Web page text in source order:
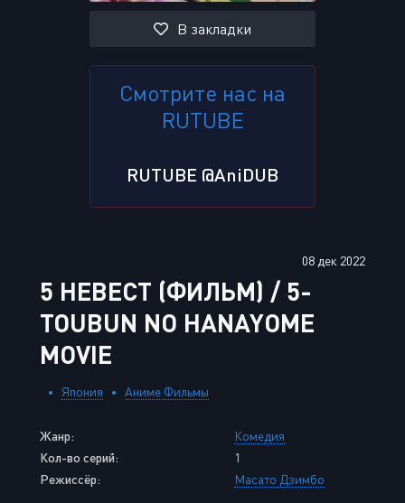
В закладки
Смотрите нас на
RUTUBE
RUTUBE @AniDUB
08 дек 2022
5 НЕВЕСТ (ФИЛЬМ) / 5-
TOUBUN NO HANAYOME
MOVIE
Япония Аниме Фильмы
Жанр:
Комедия
Кол-во серий:
1
Режиссёр:
Масато Дзимбо